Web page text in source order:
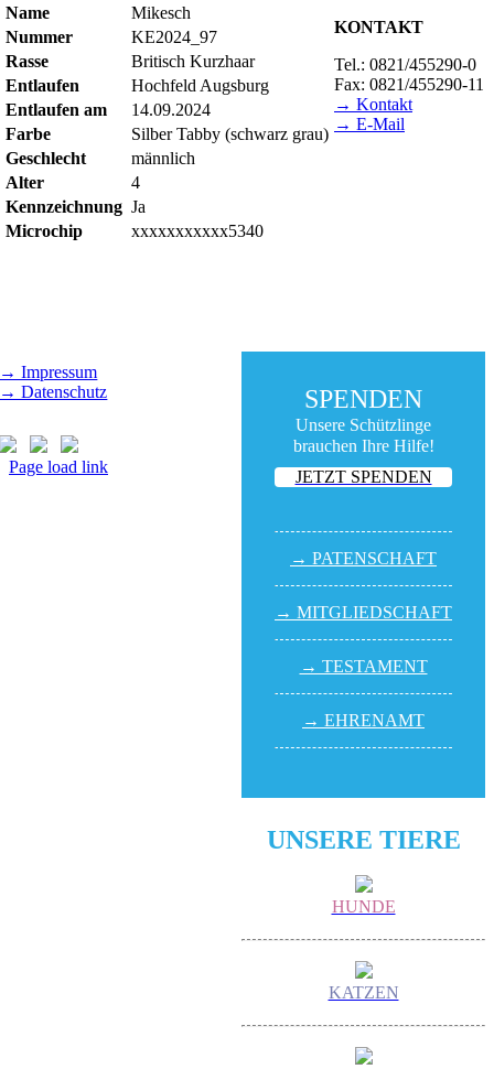
Name
Mikesch
Nummer
KE2024_97
Rasse
Britisch Kurzhaar
Entlaufen
Hochfeld Augsburg
Entlaufen am
14.09.2024
Farbe
Silber Tabby (schwarz grau)
Geschlecht
männlich
Alter
4
Kennzeichnung Ja
Microchip
xxxxxxxxxxx5340
SPENDEN
Unsere Schützlinge
brauchen Ihre Hilfe!
JETZT SPENDEN
→ PATEN­SCHAFT
→ MITGLIED­SCHAFT
→ TESTA­MENT
→ EHREN­AMT
UNSERE TIERE
HUNDE
KATZEN
KONTAKT
Tel.: 0821/455290-0
Fax: 0821/455290-11
→ Kontakt
→ E-Mail
→ Impressum
→ Datenschutz
Page load link